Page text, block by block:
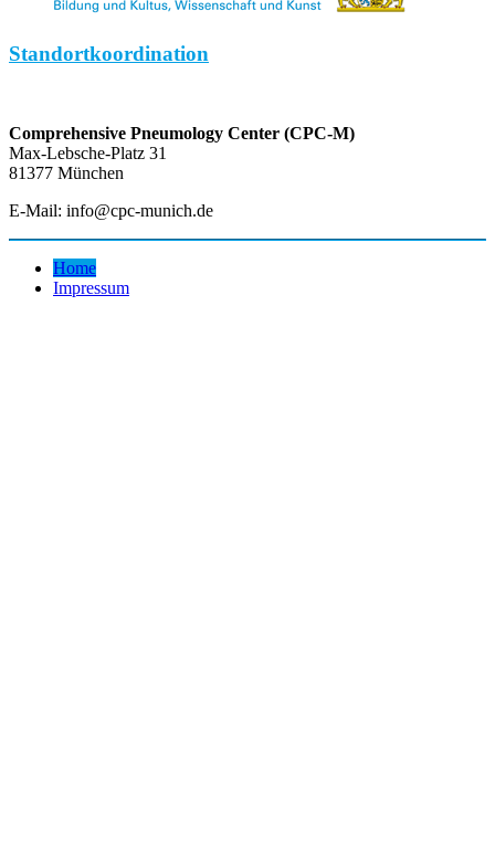
Standortkoordination
Comprehensive Pneumology Center (CPC-M)
Max-Lebsche-Platz 31
81377 München
E-Mail: info@cpc-munich.de
Home
Impressum